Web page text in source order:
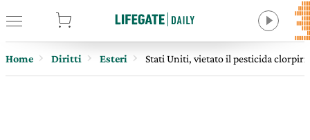
Home Diritti Esteri Stati Uniti, vietato il pesticida